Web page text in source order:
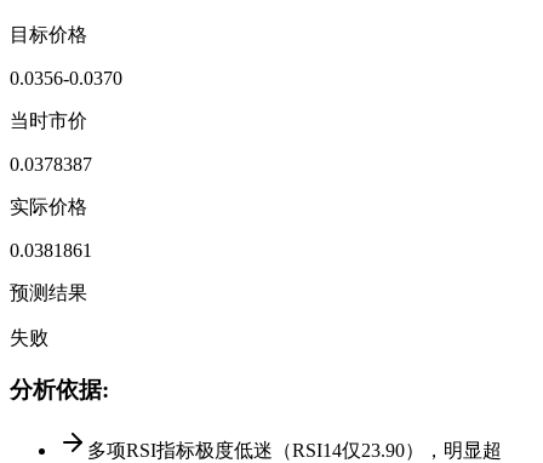
目标价格
0.0356-0.0370
当时市价
0.0378387
实际价格
0.0381861
预测结果
失败
分析依据:
多项RSI指标极度低迷（RSI14仅23.90），明显超